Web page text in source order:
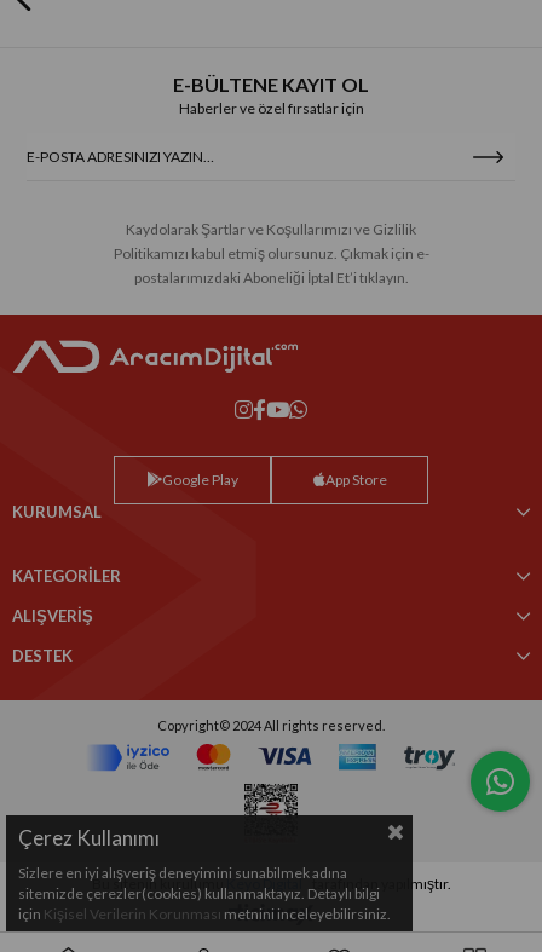
E-BÜLTENE KAYIT OL
Haberler ve özel fırsatlar için
Kaydolarak Şartlar ve Koşullarımızı ve Gizlilik
Politikamızı kabul etmiş olursunuz. Çıkmak için e-
postalarımızdaki Aboneliği İptal Et’i tıklayın.
Google Play App Store
KURUMSAL
KATEGORİLER
ALIŞVERİŞ
DESTEK
Copyright© 2024 All rights reserved.
Bu sitenin kurulumu Keyo Digital tarafından yapılmıştır.
Çerez Kullanımı
Sizlere en iyi alışveriş deneyimini sunabilmek adına
sitemizde çerezler(cookies) kullanmaktayız. Detaylı bilgi
için Kişisel Verilerin Korunması metnini inceleyebilirsiniz.